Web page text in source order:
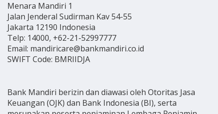
Menara Mandiri 1
Jalan Jenderal Sudirman Kav 54-55
Jakarta 12190 Indonesia
Telp: 14000, +62-21-52997777
Email: mandiricare@bankmandiri.co.id
SWIFT Code: BMRIIDJA
Bank Mandiri berizin dan diawasi oleh Otoritas Jasa
Keuangan (OJK) dan Bank Indonesia (BI), serta